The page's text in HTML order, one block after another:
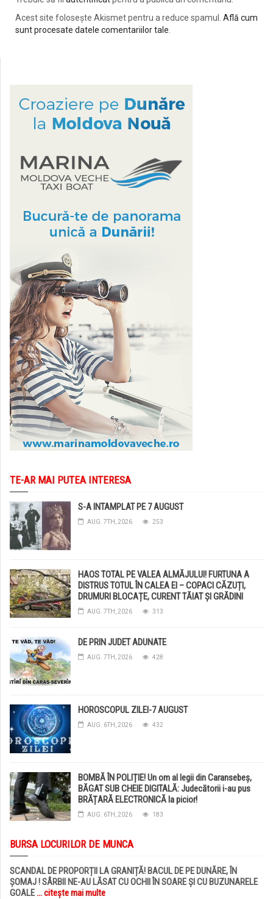
Acest site folosește Akismet pentru a reduce spamul. Află cum
sunt procesate datele comentariilor tale
TE-AR MAI PUTEA INTERESA
S-A INTAMPLAT PE 7 AUGUST
AUG. 7TH, 2026 253
HAOS TOTAL PE VALEA ALMĂJULUI! FURTUNA A
DISTRUS TOTUL ÎN CALEA EI – COPACI CĂZUȚI,
DRUMURI BLOCAȚE, CURENT TĂIAT ȘI GRĂDINI
DISTRUSE DE GRINDINĂ!
AUG. 7TH, 2026 313
DE PRIN JUDET ADUNATE
AUG. 7TH, 2026 428
HOROSCOPUL ZILEI-7 AUGUST
AUG. 6TH, 2026 432
BOMBĂ ÎN POLIȚIE! Un om al legii din Caransebeș,
BĂGAT SUB CHEIE DIGITALĂ: Judecătorii i-au pus
BRĂȚARĂ ELECTRONICĂ la picior!
AUG. 6TH, 2026 183
BURSA LOCURILOR DE MUNCA
SCANDAL DE PROPORȚII LA GRANIȚĂ! BACUL DE PE DUNĂRE, ÎN
ȘOMAJ ! SÂRBII NE-AU LĂSAT CU OCHII ÎN SOARE ȘI CU BUZUNARELE
GOALE... citește mai multe